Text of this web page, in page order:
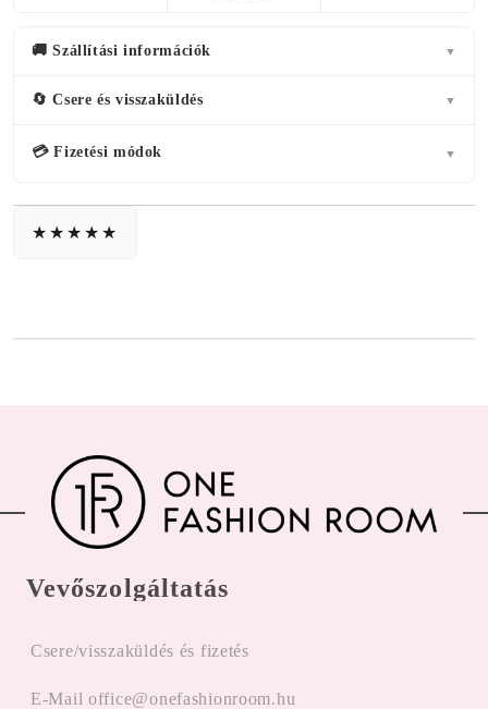
🚚 Szállítási információk ▼
🔄 Csere és visszaküldés ▼
💳 Fizetési módok ▼
Vevőszolgáltatás
Csere/visszaküldés és fizetés
E-Mail office@onefashionroom.hu